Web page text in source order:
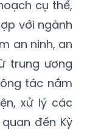
thuận cao
cụ thể,
với ngành
an ninh, an
trung ương
tác nắm